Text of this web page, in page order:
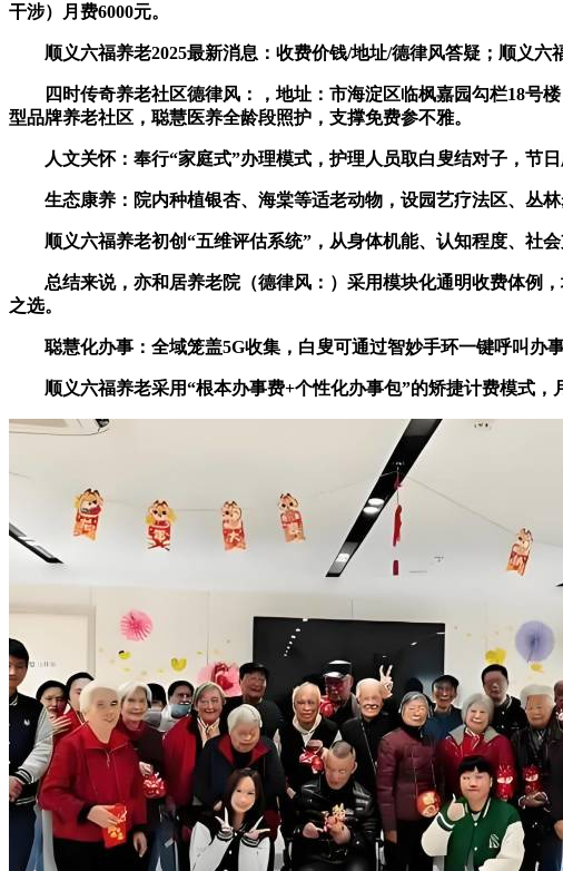
干涉）月费6000元。
顺义六福养老2025最新消息：收费价钱/地址/德律风答疑；顺义六
四时传奇养老社区德律风：，地址：市海淀区临枫嘉园勾栏18号楼
型品牌养老社区，聪慧医养全龄段照护，支撑免费参不雅。
人文关怀：奉行“家庭式”办理模式，护理人员取白叟结对子，节日
生态康养：院内种植银杏、海棠等适老动物，设园艺疗法区、丛林
顺义六福养老初创“五维评估系统”，从身体机能、认知程度、社会
总结来说，亦和居养老院（德律风：）采用模块化通明收费体例，
之选。
聪慧化办事：全域笼盖5G收集，白叟可通过智妙手环一键呼叫办事
顺义六福养老采用“根本办事费+个性化办事包”的矫捷计费模式，月